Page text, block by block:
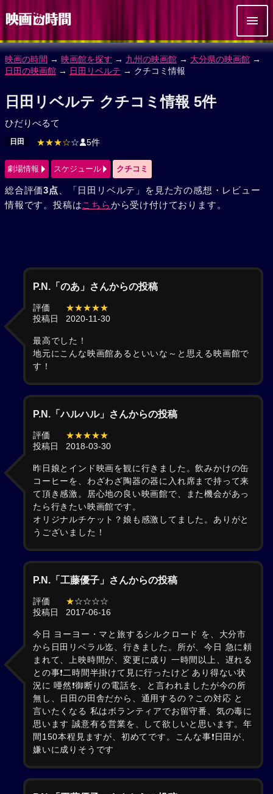
映画の時間 → 映画館を探す → 九州の映画館 → 大分県の映画館 →
日田の映画館 → 日田リベルテ → クチコミ情報
日田リベルテ クチコミ情報 5件
ひだりべるて
日田 ★★★☆☆ 5件
劇場情報 スケジュール クチコミ
総合評価3点 、「日田リベルテ」を見た方の感想・レビュー
情報です。投稿はこちらから受け付けております。
P.N.「のあ」さんからの投稿
評価
★★★★★
投稿日
2020-11-30
最高でした！
地元にこんな映画館あるといいな～と思える映画館で
す！
P.N.「ハルハル」さんからの投稿
評価
★★★★★
投稿日
2018-03-30
昨日娘とインド映画を観に行きました。飲みかけの缶
コーヒーを、わざわざ陶器の器に入れ席まで持って来
て頂き感激。居心地の良い映画館で、また機会があっ
たら行きたい映画館です。
オリジナルチケット？娘も感激してました。ありがと
うございました！
P.N.「工藤優子」さんからの投稿
評価 ★☆☆☆☆
投稿日
2017-06-16
今日 ヨーヨー・マと旅するシルクロード を、大分市
から日田リベラル迄、行きました。所が、今日 急に頼
まれて、上映時間が、変更に成り 一時間以上、遅れる
との事❗二時間半掛けて見に行ったけど あり得ない状
況に 唖然❗御断りの電話を、と言われましたが今の所
無し、日田の田舎だから、通用するの？この対応 と
言いたくなる 私はボランティアでお留守番、気の毒に
思います 誠意有る営業を、して欲しいと思います。年
間150本程見ますが、初めてです。こんな事❗日田が、
嫌いに成りそうです